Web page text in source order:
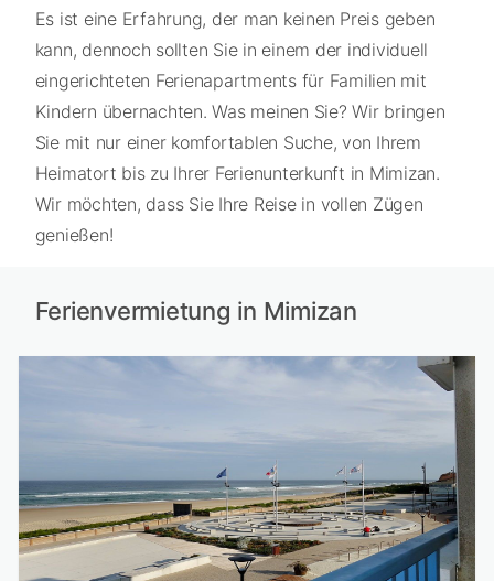
Es ist eine Erfahrung, der man keinen Preis geben
kann, dennoch sollten Sie in einem der individuell
eingerichteten Ferienapartments für Familien mit
Kindern übernachten. Was meinen Sie? Wir bringen
Sie mit nur einer komfortablen Suche, von Ihrem
Heimatort bis zu Ihrer Ferienunterkunft in Mimizan.
Wir möchten, dass Sie Ihre Reise in vollen Zügen
genießen!
Ferienvermietung in Mimizan